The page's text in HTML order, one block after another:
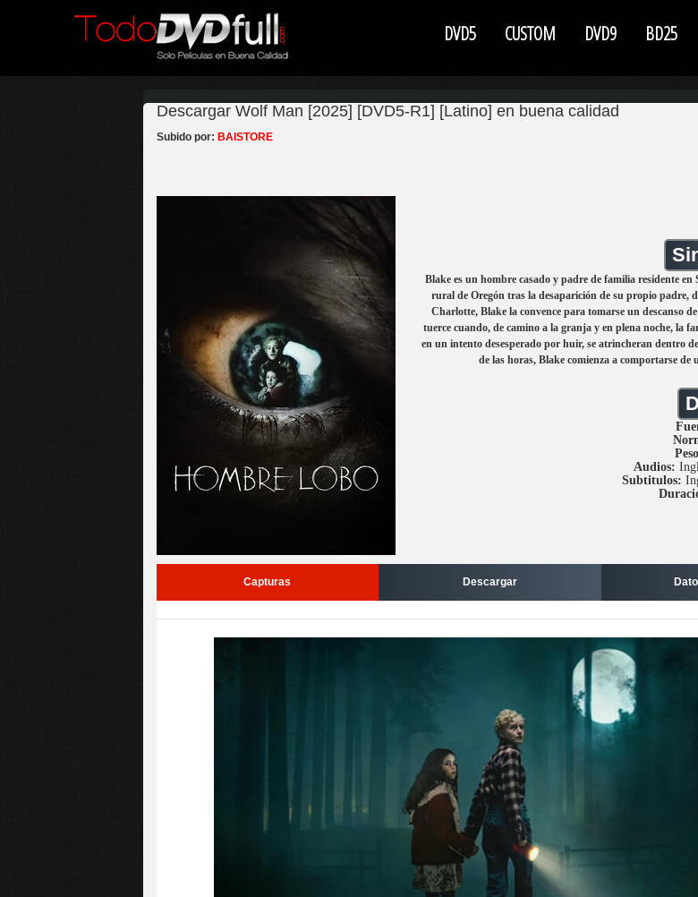
DVD5 CUSTOM DVD9 BD25
Descargar Wolf Man [2025] [DVD5-R1] [Latino] en buena calidad
Subido por: BAISTORE
Blake es un hombre casado y padre de familia residente
rural de Oregón tras la desaparición de su propio padre,
Charlotte, Blake la convence para tomarse un descanso
tuerce cuando, de camino a la granja y en plena noche, la
en un intento desesperado por huir, se atrincheran dentro
de las horas, Blake comienza a comportarse
Audios:
Subtitulos:
Capturas Descargar